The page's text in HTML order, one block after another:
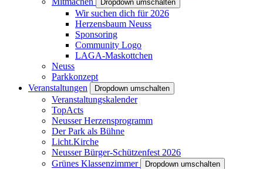
Dropdown umschalten
Wir suchen dich für 2026
Herzensbaum Neuss
Sponsoring
Community Logo
LAGA-Maskottchen
Neuss
Parkkonzept
Veranstaltungen
Dropdown umschalten
Veranstaltungskalender
TopActs
Neusser Herzensprogramm
Der Park als Bühne
Licht.Kirche
Neusser Bürger-Schützenfest 2026
Grünes Klassenzimmer
Dropdown umschalten